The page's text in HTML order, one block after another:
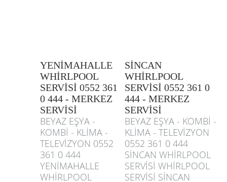
YENİMAHALLE
WHİRLPOOL
SERVİSİ 0552 361
0 444 - MERKEZ
SERVİSİ
SİNCAN
WHİRLPOOL
SERVİSİ 0552 361 0
444 - MERKEZ
SERVİSİ
BEYAZ EŞYA -
KOMBİ - KLİMA -
TELEVİZYON 0552
361 0 444
YENİMAHALLE
WHİRLPOOL
BEYAZ EŞYA - KOMBİ -
KLİMA - TELEVİZYON
0552 361 0 444
SİNCAN WHİRLPOOL
SERVİSİ WHİRLPOOL
SERVİSİ SİNCAN